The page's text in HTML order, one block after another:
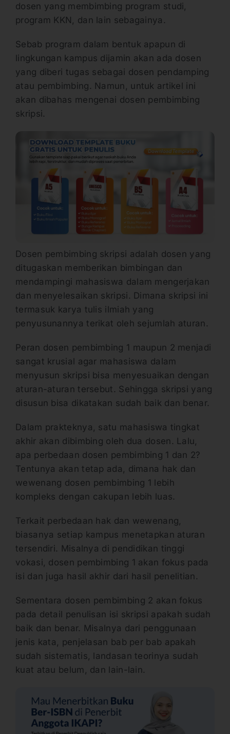
dosen yang membimbing program studi,
program KKN, dan lain sebagainya.
Sebab program dalam bentuk apapun di
lingkungan kampus dijamin akan ada dosen
yang diberi tugas sebagai dosen pendamping
atau pembimbing. Namun, untuk artikel ini
akan dibahas mengenai dosen pembimbing
skripsi.
Dosen pembimbing skripsi adalah dosen yang
ditugaskan memberikan bimbingan dan
mendampingi mahasiswa dalam mengerjakan
dan menyelesaikan skripsi. Dimana skripsi ini
termasuk karya tulis ilmiah yang
penyusunannya terikat oleh sejumlah aturan.
Peran dosen pembimbing 1 maupun 2 menjadi
sangat krusial agar mahasiswa dalam
menyusun skripsi bisa menyesuaikan dengan
aturan-aturan tersebut. Sehingga skripsi yang
disusun bisa dikatakan sudah baik dan benar.
Dalam prakteknya, satu mahasiswa tingkat
akhir akan dibimbing oleh dua dosen. Lalu,
apa perbedaan dosen pembimbing 1 dan 2?
Tentunya akan tetap ada, dimana hak dan
wewenang dosen pembimbing 1 lebih
kompleks dengan cakupan lebih luas.
Terkait perbedaan hak dan wewenang,
biasanya setiap kampus menetapkan aturan
tersendiri. Misalnya di pendidikan tinggi
vokasi, dosen pembimbing 1 akan fokus pada
isi dan juga hasil akhir dari hasil penelitian.
Sementara dosen pembimbing 2 akan fokus
pada detail penulisan isi skripsi apakah sudah
baik dan benar. Misalnya dari penggunaan
jenis kata, penjelasan bab per bab apakah
sudah sistematis, landasan teorinya sudah
kuat atau belum, dan lain-lain.